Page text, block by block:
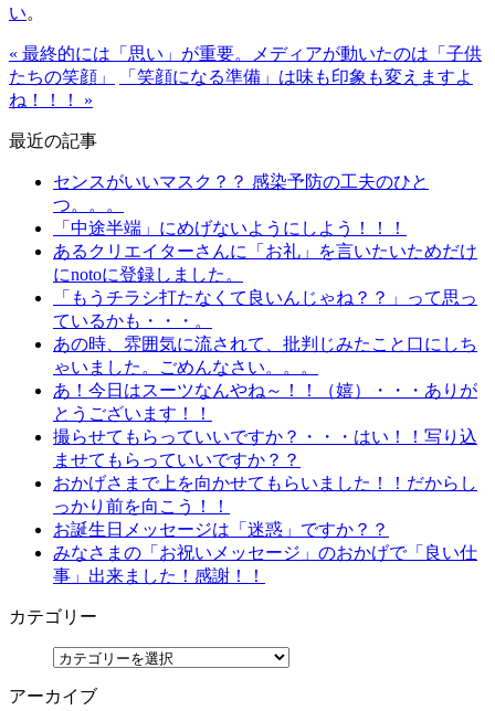
い。
« 最終的には「思い」が重要。メディアが動いたのは「子供
たちの笑顔」
「笑顔になる準備」は味も印象も変えますよ
ね！！！ »
最近の記事
センスがいいマスク？？ 感染予防の工夫のひと
つ。。。
「中途半端」にめげないようにしよう！！！
あるクリエイターさんに「お礼」を言いたいためだけ
にnotoに登録しました。
「もうチラシ打たなくて良いんじゃね？？」って思っ
ているかも・・・。
あの時、雰囲気に流されて、批判じみたこと口にしち
ゃいました。ごめんなさい。。。
あ！今日はスーツなんやね～！！（嬉）・・・ありが
とうございます！！
撮らせてもらっていいですか？・・・はい！！写り込
ませてもらっていいですか？？
おかげさまで上を向かせてもらいました！！だからし
っかり前を向こう！！
お誕生日メッセージは「迷惑」ですか？？
みなさまの「お祝いメッセージ」のおかげで「良い仕
事」出来ました！感謝！！
カテゴリー
アーカイブ